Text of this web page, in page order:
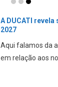
A DUCATI revela
2027
Aqui falamos da
em relação aos